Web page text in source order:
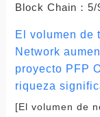
Block Chain： 5/
El volumen de
Network
proyecto PFP
riqueza
[El volumen de